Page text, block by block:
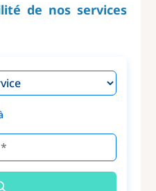
de nos services